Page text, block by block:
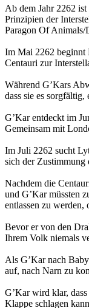
Ab dem Jahr 2262
Prinzipien der
Paragon Of Animals/
Im Mai 2262 beginnt
Centauri zur
Während G’Kars
dass sie es
G’Kar entdeckt im
Gemeinsam mit
Im Juli 2262 sucht
sich der Zustimmung
Nachdem die
und G’Kar müssten
entlassen zu
Bevor er von den
Ihrem Volk niemals
Als G’Kar nach
auf, nach Narn zu
G’Kar wird klar,
Klappe schlagen